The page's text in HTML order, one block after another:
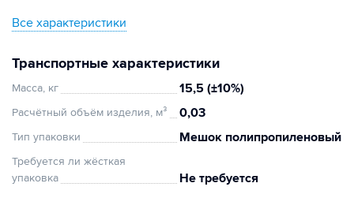
Все характеристики
Транспортные характеристики
Масса, кг 15,5 (±10%)
Расчётный объём изделия, м³ 0,03
Тип упаковки Мешок полипропиленовый
Требуется ли жёсткая
упаковка
Не требуется